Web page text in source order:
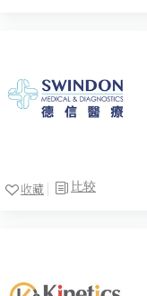
比较
收藏